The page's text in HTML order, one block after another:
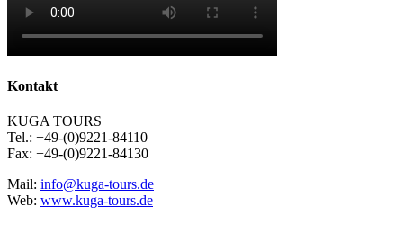
Kontakt
KUGA TOURS
Tel.: +49-(0)9221-84110
Fax: +49-(0)9221-84130
Mail: info@kuga-tours.de
Web: www.kuga-tours.de